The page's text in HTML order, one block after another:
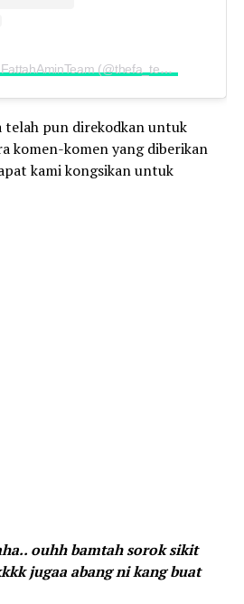
A post shared by FattahAminTeam (@thefa_team)
telah pun direkodkan untuk
komen-komen yang diberikan
kami kongsikan untuk
ouhh bamtah sorok sikit
jugaa abang ni kang buat